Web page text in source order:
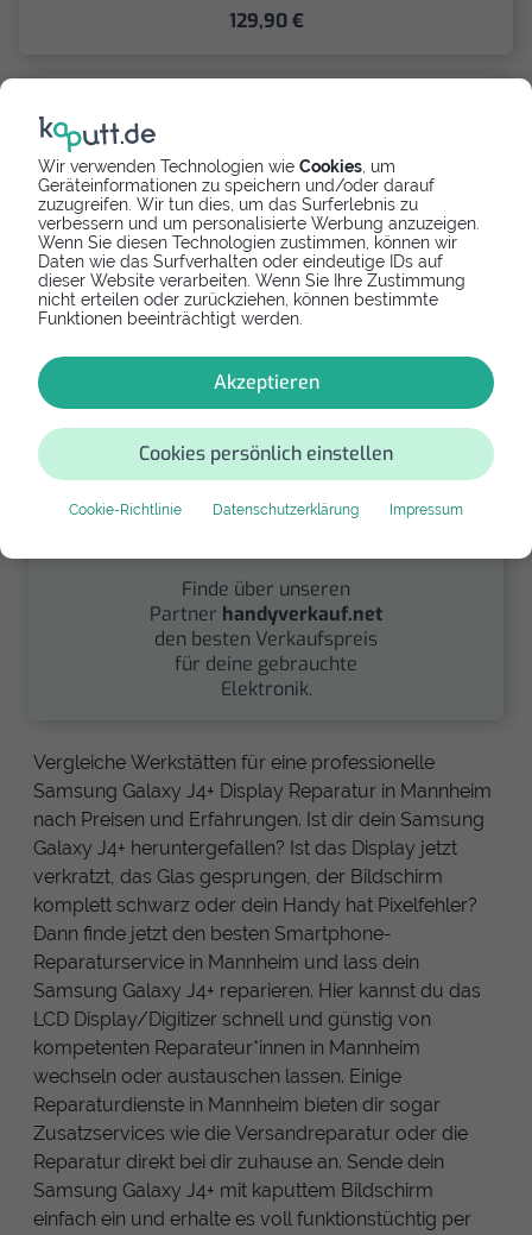
Wir verwenden Technologien wie Cookies , um
Geräteinformationen zu speichern und/oder darauf
zuzugreifen. Wir tun dies, um das Surferlebnis zu
verbessern und um personalisierte Werbung anzuzeigen.
Wenn Sie diesen Technologien zustimmen, können wir
Daten wie das Surfverhalten oder eindeutige IDs auf
dieser Website verarbeiten. Wenn Sie Ihre Zustimmung
nicht erteilen oder zurückziehen, können bestimmte
Funktionen beeinträchtigt werden.
Akzeptieren
Cookies persönlich einstellen
Cookie-Richtlinie Datenschutzerklärung Impressum
129,90 €
Spenden
Spende Dein Gerät über
handysfuerdieumwelt.de
für einen guten Zweck.
Finde über unseren
Partner handyverkauf.net
den besten Verkaufspreis
für deine gebrauchte
Elektronik.
Vergleiche Werkstätten für eine professionelle
Samsung Galaxy J4+ Display Reparatur in Mannheim
nach Preisen und Erfahrungen. Ist dir dein Samsung
Galaxy J4+ heruntergefallen? Ist das Display jetzt
verkratzt, das Glas gesprungen, der Bildschirm
komplett schwarz oder dein Handy hat Pixelfehler?
Dann finde jetzt den besten Smartphone-
Reparaturservice in Mannheim und lass dein
Samsung Galaxy J4+ reparieren. Hier kannst du das
LCD Display/Digitizer schnell und günstig von
kompetenten Reparateur*innen in Mannheim
wechseln oder austauschen lassen. Einige
Reparaturdienste in Mannheim bieten dir sogar
Zusatzservices wie die Versandreparatur oder die
Reparatur direkt bei dir zuhause an. Sende dein
Samsung Galaxy J4+ mit kaputtem Bildschirm
einfach ein und erhalte es voll funktionstüchtig per